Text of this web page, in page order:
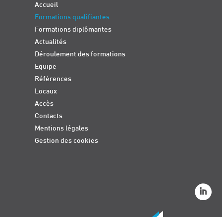
Accueil
Formations qualifiantes
Formations diplômantes
Actualités
Déroulement des formations
Equipe
Références
Locaux
Accès
Contacts
Mentions légales
Gestion des cookies